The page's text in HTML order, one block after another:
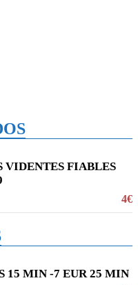
VIDENTES FIABLES
4€
15 MIN -7 EUR 25 MIN